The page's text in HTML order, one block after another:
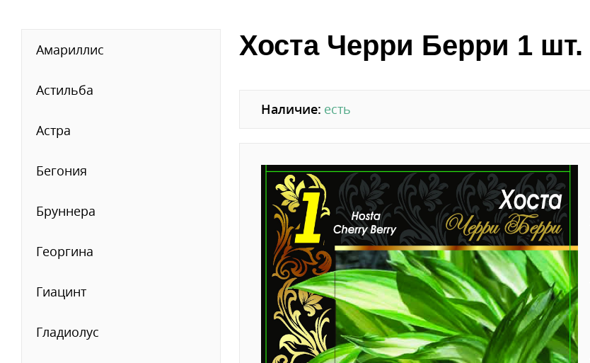
Амариллис
Астильба
Астра
Бегония
Бруннера
Георгина
Гиацинт
Гладиолус
Хоста Черри Берри 1 шт.
Наличие: есть